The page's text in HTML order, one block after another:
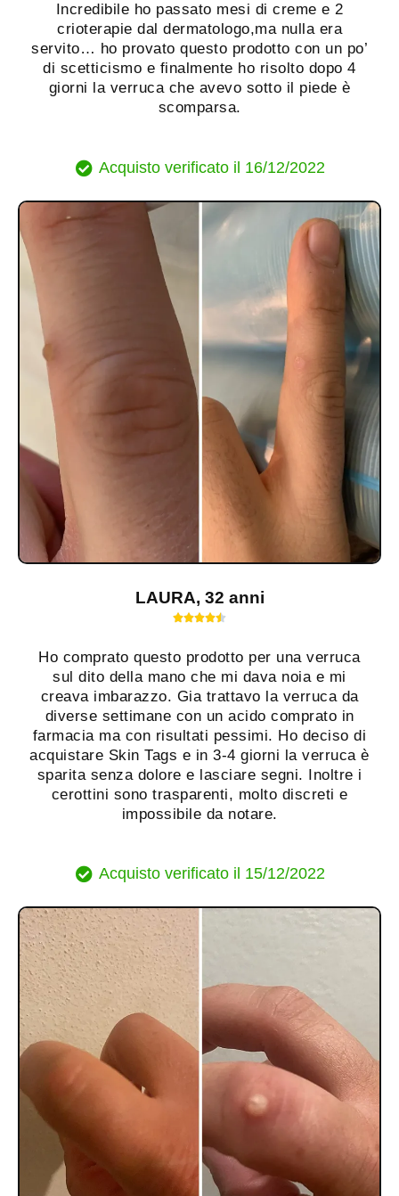
Incredibile ho passato mesi di creme e 2
crioterapie dal dermatologo,ma nulla era
servito… ho provato questo prodotto con un po’
di scetticismo e finalmente ho risolto dopo 4
giorni la verruca che avevo sotto il piede è
scomparsa.
Acquisto verificato il 16/12/2022
LAURA, 32 anni

Ho comprato questo prodotto per una verruca
sul dito della mano che mi dava noia e mi
creava imbarazzo. Gia trattavo la verruca da
diverse settimane con un acido comprato in
farmacia ma con risultati pessimi. Ho deciso di
acquistare Skin Tags e in 3-4 giorni la verruca è
sparita senza dolore e lasciare segni. Inoltre i
cerottini sono trasparenti, molto discreti e
impossibile da notare.
Acquisto verificato il 15/12/2022